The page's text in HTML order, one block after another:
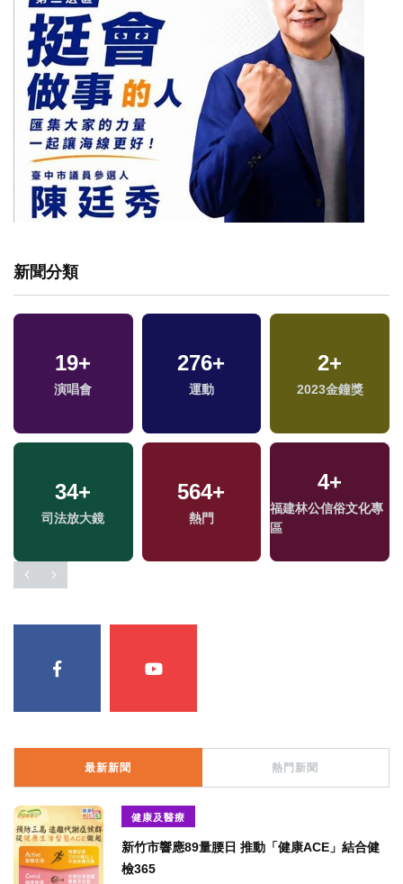
新聞分類
19+
演唱會
276+
運動
2+
2023金鐘獎
34+
司法放大鏡
564+
熱門
4+
福建林公信俗文化專
區
最新新聞 熱門新聞
健康及醫療
新竹市響應89量腰日 推動「健康ACE」結合健
檢365